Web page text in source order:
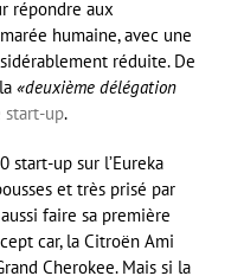
répondre aux
humaine, avec une
réduite. De
«deuxième délégation
start-up.
start-up sur l’Eureka
et très prisé par
faire sa première
car, la Citroën Ami
Cherokee. Mais si la